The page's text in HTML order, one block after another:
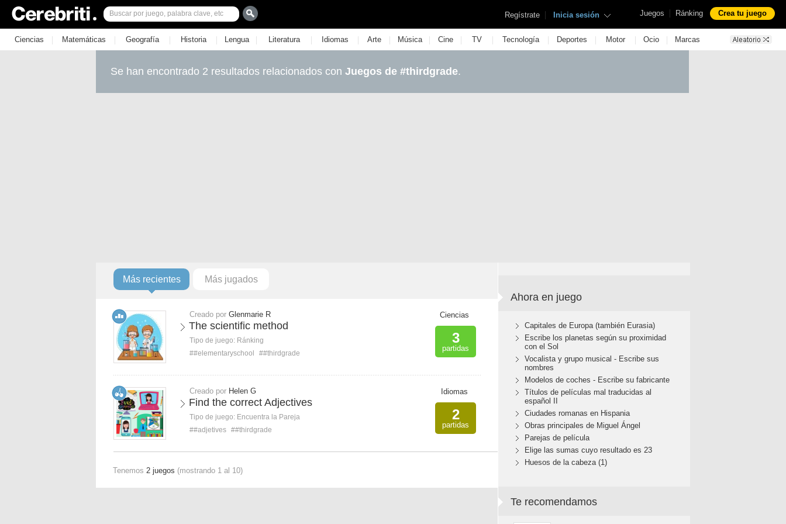
Juegos | Ránking Crea tu juego
Regístrate | Inicia sesión
Ciencias | Matemáticas | Geografía | Historia | Lengua | Literatura | Idiomas | Arte | Música | Cine | TV | Tecnología | Deportes | Motor | Ocio | Marcas
Se han encontrado 2 resultados relacionados con Juegos de #thirdgrade.
Más recientes Más jugados
Creado por Glenmarie R
The scientific method
Tipo de juego: Ránking
##elementaryschool
##thirdgrade
Ciencias
3
partidas
Creado por Helen G
Find the correct Adjectives
Tipo de juego: Encuentra la Pareja
##adjetives ##thirdgrade
Idiomas
2
partidas
Tenemos 2 juegos (mostrando 1 al 10)
Ahora en juego
Capitales de Europa (también Eurasia)
Escribe los planetas según su proximidad
con el Sol
Vocalista y grupo musical - Escribe sus
nombres
Modelos de coches - Escribe su fabricante
Títulos de películas mal traducidas al
español II
Ciudades romanas en Hispania
Obras principales de Miguel Ángel
Parejas de película
Elige las sumas cuyo resultado es 23
Huesos de la cabeza (1)
Te recomendamos